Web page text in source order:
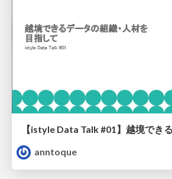
anntoque